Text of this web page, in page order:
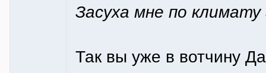
Засуха мне по
Так вы уже в вотчину